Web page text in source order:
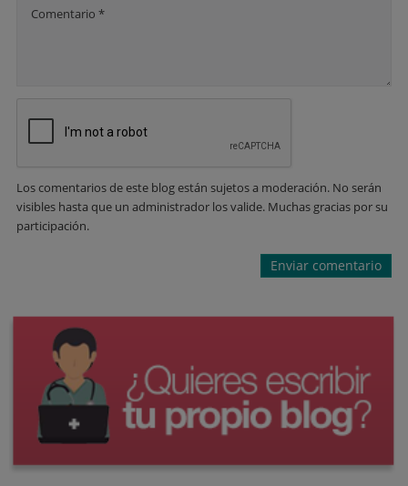
Comentario *
Los comentarios de este blog están sujetos a moderación. No serán
visibles hasta que un administrador los valide. Muchas gracias por su
participación.